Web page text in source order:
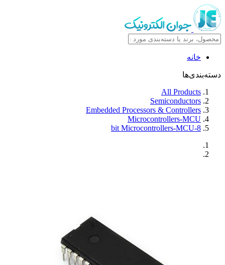
خانه
دسته‌بندی‌ها
All Products
Semiconductors
Embedded Processors & Controllers
Microcontrollers-MCU
8-bit Microcontrollers-MCU